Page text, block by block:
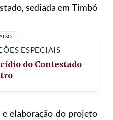
sediada em Timbó
ESPECIAIS
do Contestado
elaboração do projeto